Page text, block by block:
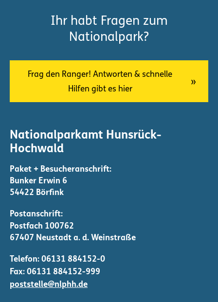
Ihr habt Fragen zum
Nationalpark?
Frag den Ranger! Antworten & schnelle
Hilfen gibt es hier
Nationalparkamt Hunsrück-
Hochwald
Bunker Erwin 6
54422 Börfink
Telefon: 06131 884152-0
Fax: 06131 884152-999
poststelle@nlphh.de